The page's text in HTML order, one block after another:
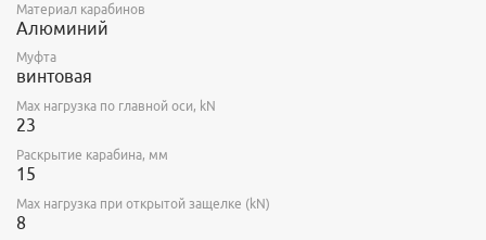
Материал карабинов
Алюминий
Муфта
винтовая
Max нагрузка по главной оси, kN
23
Раскрытие карабина, мм
15
Max нагрузка при открытой защелке (kN)
8